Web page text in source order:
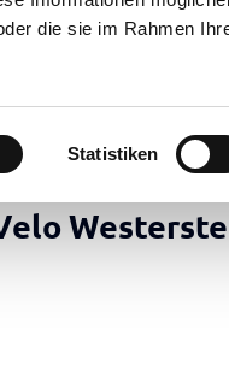
die sie im Rahmen
Statistiken